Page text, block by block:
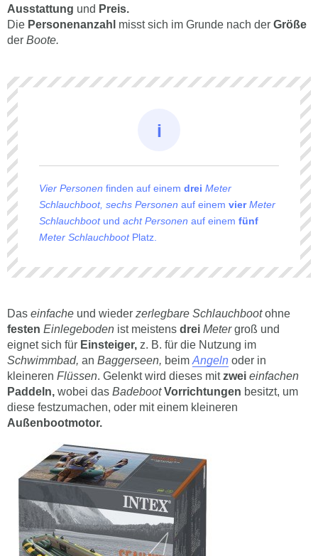
Ausstattung und Preis.
Die Personenanzahl misst sich im Grunde nach der Größe
der Boote.
Vier Personen finden auf einem drei Meter
Schlauchboot, sechs Personen auf einem vier Meter
Schlauchbootund acht Personen auf einem fünf
Meter SchlauchbootPlatz.
Das einfache und wieder zerlegbare Schlauchbootohne
festen Einlegeboden ist meistens drei Metergroß und
eignet sich für Einsteiger, z. B. für die Nutzung im
Schwimmbad, an Baggerseen, beim Angeln oder in
kleineren Flüssen. Gelenkt wird dieses mitzwei einfachen
Paddeln, wobei das Badeboot Vorrichtungen besitzt, um
diese festzumachen, oder mit einem kleineren
Außenbootmotor.